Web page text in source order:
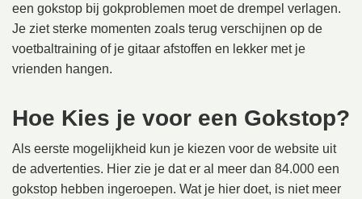
een gokstop bij gokproblemen moet de drempel verlagen.
Je ziet sterke momenten zoals terug verschijnen op de
voetbaltraining of je gitaar afstoffen en lekker met je
vrienden hangen.
Hoe Kies je voor een Gokstop?
Als eerste mogelijkheid kun je kiezen voor de website uit
de advertenties. Hier zie je dat er al meer dan 84.000 een
gokstop hebben ingeroepen. Wat je hier doet, is niet meer